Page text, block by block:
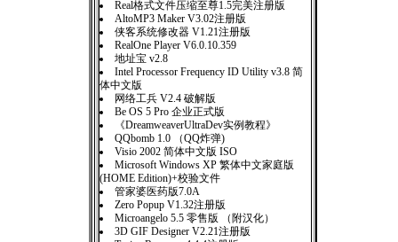
Real格式文件压缩至尊1.5完美注册版
AltoMP3 Maker V3.02注册版
侠客系统修改器 V1.21注册版
RealOne Player V6.0.10.359
地址宝 v2.8
Intel Processor Frequency ID Utility v3.8 简
体中文版
网络工兵 V2.4 破解版
Be OS 5 Pro 企业正式版
《DreamweaverUltraDev实例教程》
QQbomb 1.0 （QQ炸弹)
Visio 2002 简体中文版 ISO
Microsoft Windows XP 繁体中文家庭版
(HOME Edition)+校验文件
管家婆医药版7.0A
Zero Popup V1.32注册版
Microangelo 5.5 零售版 （附汉化）
3D GIF Designer V2.21注册版